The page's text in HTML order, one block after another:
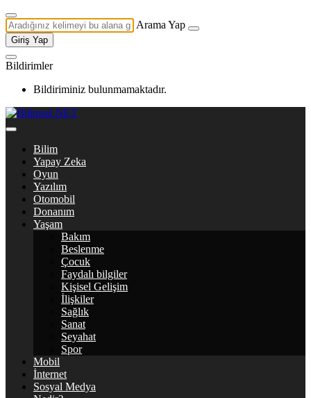
Arama Yap
Giriş Yap
Bildirimler
Bildiriminiz bulunmamaktadır.
Bilim
Yapay Zeka
Oyun
Yazılım
Otomobil
Donanım
Yaşam
Bakım
Beslenme
Çocuk
Faydalı bilgiler
Kişisel Gelişim
İlişkiler
Sağlık
Sanat
Seyahat
Spor
Mobil
İnternet
Sosyal Medya